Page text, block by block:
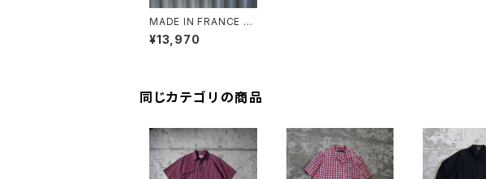
MADE IN FRANCE FL
Y FRONT VISCOSE
SHIRT
¥13,970
同じカテゴリの商品